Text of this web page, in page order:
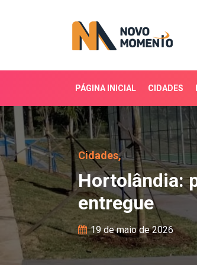
PÁGINA INICIAL CIDADES
Hortolândia:
Cidades,
Hortolândia:
entregue
19 de maio de 2026